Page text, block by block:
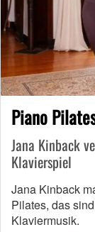
Piano
Jana Kinback
Klavierspiel
Jana Kinback
Pilates, das
Klaviermusik.